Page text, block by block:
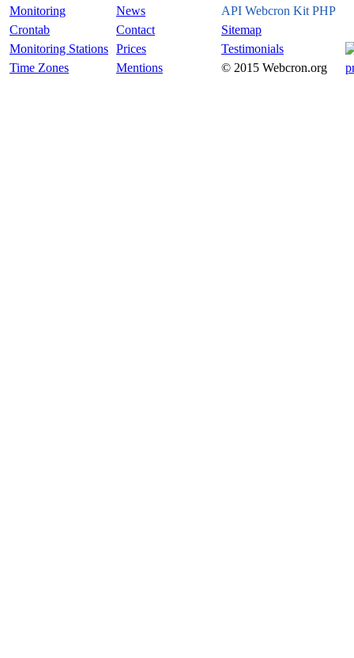
Monitoring
News
API Webcron Kit PHP
Crontab
Contact
Sitemap
Monitoring Stations Prices
Testimonials
Time Zones
Mentions © 2015 Webcron.org